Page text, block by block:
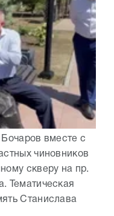
Бочаров вместе с
чиновников
скверу на пр.
Тематическая
Станислава